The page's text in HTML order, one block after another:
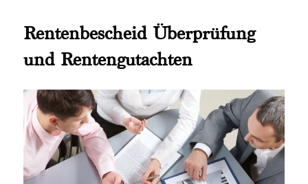
Rentenbescheid Überprüfung
und Rentengutachten